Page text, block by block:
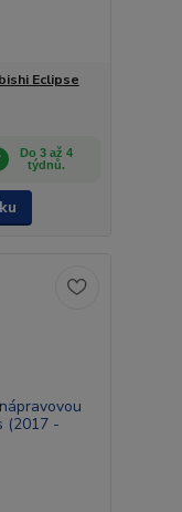
Eclipse
Do 3 až 4
týdnů.